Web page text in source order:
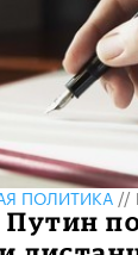
ПОЛИТИКА//